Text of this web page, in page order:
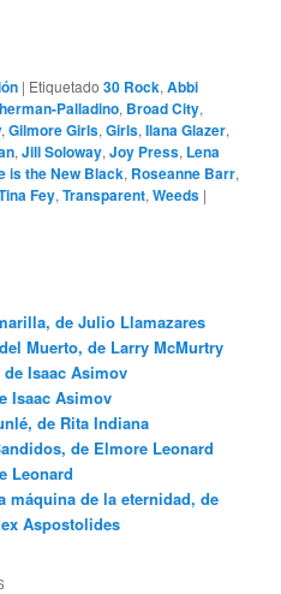
| Etiquetado 30 Rock,Abbi
Palladino, Broad City,
,Gilmore Girls,Girls,Ilana Glazer,
,Jill Soloway,Joy Press, Lena
is the New Black, Roseanne Barr,
Fey,Transparent,Weeds |
de Julio Llamazares
Muerto, de Larry McMurtry
Isaac Asimov
Isaac Asimov
de Rita Indiana
de Elmore Leonard
Leonard
máquina de la eternidad, de
Aspostolides